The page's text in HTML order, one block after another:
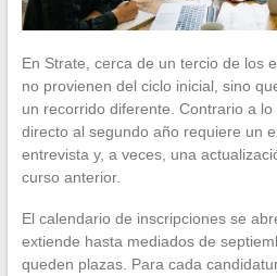
En Strate, cerca de un tercio de los
no provienen del ciclo inicial, sino
un recorrido diferente. Contrario a
directo al segundo año requiere un
entrevista y, a veces, una
curso anterior.
El calendario de inscripciones se
extiende hasta mediados de
queden plazas. Para cada